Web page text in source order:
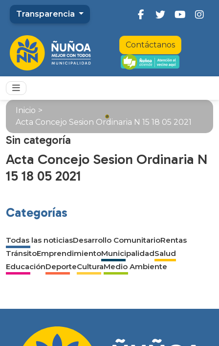
Transparencia
Contáctanos
Inicio >
Acta Concejo Sesion Ordinaria N 15 18 05 2021
Sin categoría
Acta Concejo Sesion Ordinaria N
15 18 05 2021
Categorías
Todas las noticiasDesarrollo ComunitarioRentas
TránsitoEmprendimientoMunicipalidadSalud
EducaciónDeporteCulturaMedio Ambiente